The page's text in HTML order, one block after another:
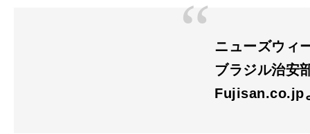
ニューズウィ
ブラジル治安
Fujisan.co.jp